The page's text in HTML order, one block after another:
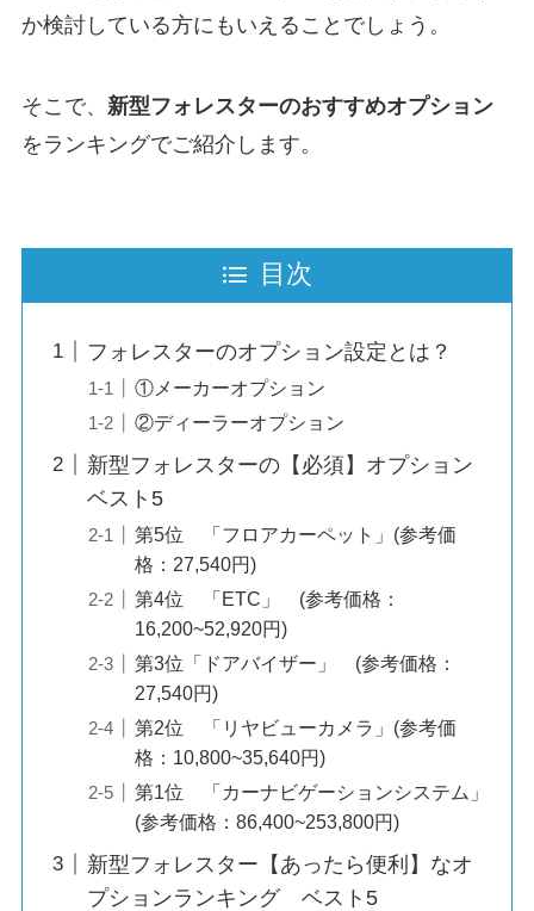
か検討している方にもいえることでしょう。
そこで、 新型フォレスターのおすすめオプション
をランキングでご紹介します。
目次
フォレスターのオプション設定とは？
①メーカーオプション
②ディーラーオプション
新型フォレスターの【必須】オプション
ベスト5
第5位 「フロアカーペット」(参考価
格：27,540円)
第4位 「ETC」 (参考価格：
16,200~52,920円)
第3位「ドアバイザー」 (参考価格：
27,540円)
第2位 「リヤビューカメラ」(参考価
格：10,800~35,640円)
第1位 「カーナビゲーションシステム」
(参考価格：86,400~253,800円)
新型フォレスター【あったら便利】なオ
プションランキング ベスト5